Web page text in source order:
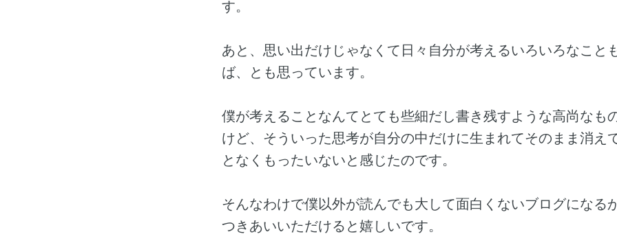
す。
あと、思い出だけじゃなくて日々自分が考えるいろいろなこと
ば、とも思っています。
僕が考えることなんてとても些細だし書き残すような高尚なも
けど、そういった思考が自分の中だけに生まれてそのまま消え
となくもったいないと感じたのです。
そんなわけで僕以外が読んでも大して面白くないブログになる
つきあいいただけると嬉しいです。